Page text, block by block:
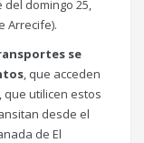
domingo 25,
Arrecife).
se
, que acceden
que utilicen estos
desde el
de El